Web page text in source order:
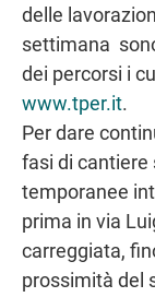
delle
settimana
dei percorsi i
www.tper.it.
Per dare
fasi di
temporanee
prima in via
carreggiata,
prossimità del